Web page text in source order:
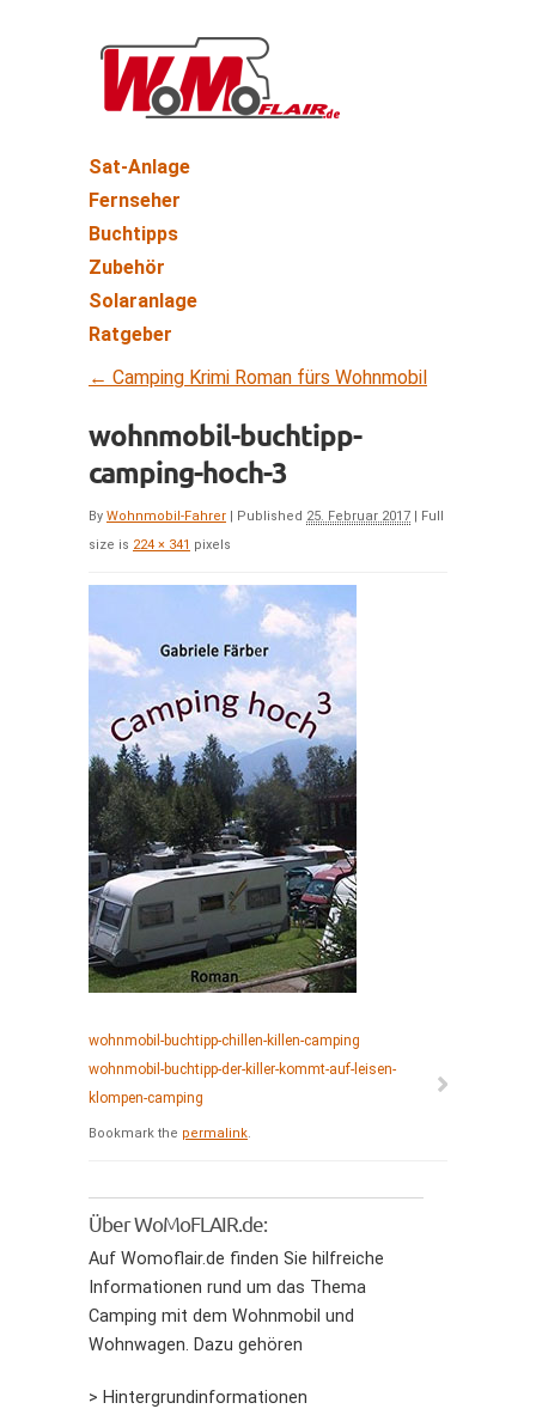
Sat-Anlage
Fernseher
Buchtipps
Zubehör
Solaranlage
Ratgeber
← Camping Krimi Roman fürs Wohnmobil
wohnmobil-buchtipp-
camping-hoch-3
By Wohnmobil-Fahrer | Published 25. Februar 2017 | Full
size is 224 × 341 pixels
wohnmobil-buchtipp-chillen-killen-camping
wohnmobil-buchtipp-der-killer-kommt-auf-leisen-
klompen-camping
Bookmark the permalink.
Über WoMoFLAIR.de:
Auf Womoflair.de finden Sie hilfreiche
Informationen rund um das Thema
Camping mit dem Wohnmobil und
Wohnwagen. Dazu gehören
> Hintergrundinformationen